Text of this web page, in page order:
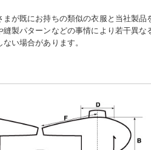
まが既にお持ちの類似の衣服と当社製
製パターンなどの事情により若干異
い場合があります。